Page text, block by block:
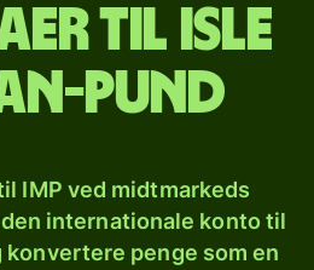
til isle
pund
IMP ved midtmarkeds
internationale konto til
konvertere penge som en